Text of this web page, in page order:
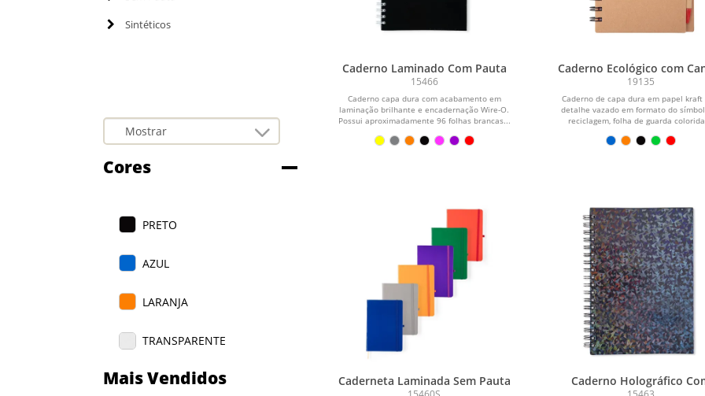
Sintéticos
Cores
PRETO
AZUL
LARANJA
TRANSPARENTE
VERDE
Mais Vendidos
Caderno Laminado Com Pauta
15466
Caderno capa dura com acabamento em
laminação brilhante e encadernação Wire-O.
Possui aproximadamente 96 folhas brancas...
Caderno Ecológico com
19135
Caderno de capa dura em papel kraft
detalhe vazado em formato do
reciclagem, folha de guarda
Caderneta Laminada Sem Pauta
Caderno Holográfico